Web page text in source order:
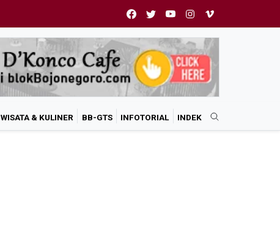
WISATA & KULINER BB-GTS INFOTORIAL INDEK